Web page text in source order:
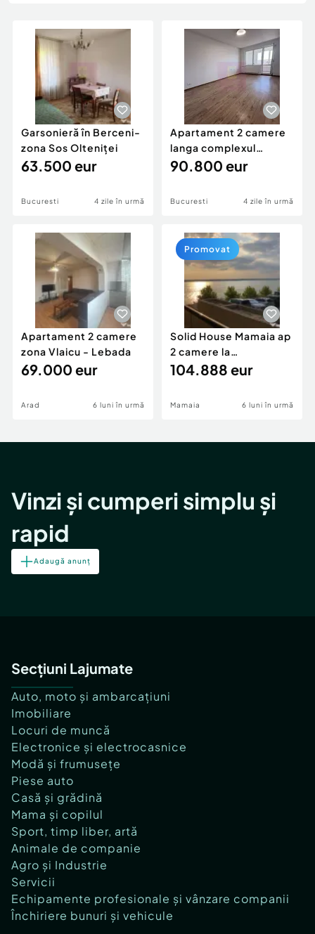
Animale de companie
Afaceri și echipamente profesionale
Inchiriere Bunuri si Vehicule
Piese auto si accesorii
Dacia Duster
Garsonieră în Berceni-
zona Sos Olteniței
63.500 eur
Bucuresti 4 zile în urmă
Apartament 2 camere
langa complexul
comercial Auchan Titan
90.800 eur
Bucuresti 4 zile în urmă
Apartament 2 camere
zona Vlaicu - Lebada
69.000 eur
Arad 6 luni în urmă
Solid House Mamaia ap
2 camere la
cheie,langa Mega
104.888 eur
Mamaia 6 luni în urmă
Promovat
Vinzi și cumperi simplu și
rapid
Adaugă anunț
Secțiuni Lajumate
Auto, moto și ambarcațiuni
Imobiliare
Locuri de muncă
Electronice și electrocasnice
Modă și frumusețe
Piese auto
Casă și grădină
Mama și copilul
Sport, timp liber, artă
Animale de companie
Agro și Industrie
Servicii
Echipamente profesionale și vânzare companii
Închiriere bunuri și vehicule